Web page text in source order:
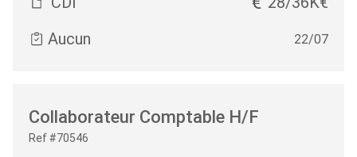
Aucun
22/07
Collaborateur Comptable H/F
Ref #70546